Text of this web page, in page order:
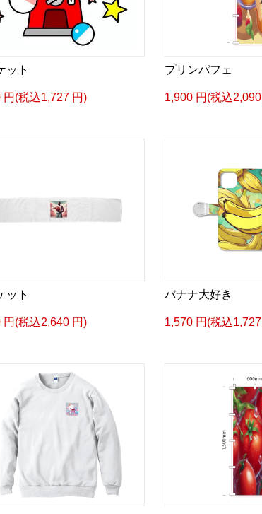
ット
円(税込1,727 円)
プリンパフェ
1,900 円(税込
ット
円(税込2,640 円)
バナナ大好き
1,570 円(税込